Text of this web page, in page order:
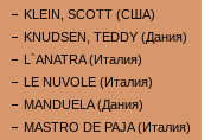
KLEIN, SCOTT (США)
KNUDSEN, TEDDY (Дания)
L`ANATRA (Италия)
LE NUVOLE (Италия)
MANDUELA (Дания)
MASTRO DE PAJA (Италия)